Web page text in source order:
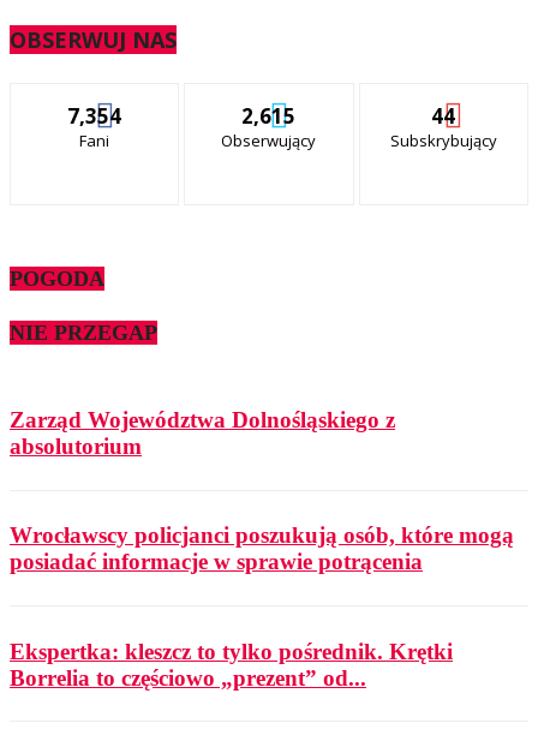
OBSERWUJ NAS
7,354
Fani
2,615
Obserwujący
44
Subskrybujący
POGODA
NIE PRZEGAP
Zarząd Województwa Dolnośląskiego z
absolutorium
Wrocławscy policjanci poszukują osób, które mogą
posiadać informacje w sprawie potrącenia
Ekspertka: kleszcz to tylko pośrednik. Krętki
Borrelia to częściowo „prezent” od...